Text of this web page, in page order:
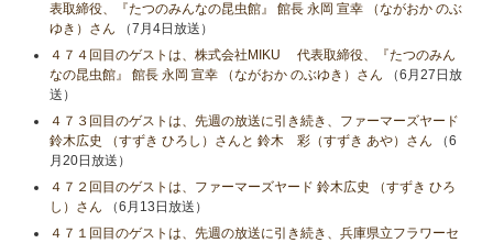
表取締役、『たつのみんなの昆虫館』 館長 永岡 宣幸 （ながおか のぶ
ゆき）さん （7月4日放送）
４７４回目のゲストは、株式会社MIKU 代表取締役、『たつのみん
なの昆虫館』 館長 永岡 宣幸 （ながおか のぶゆき）さん （6月27日放
送）
４７３回目のゲストは、先週の放送に引き続き、ファーマーズヤード
鈴木広史 （すずき ひろし）さんと 鈴木 彩（すずき あや）さん （6
月20日放送）
４７２回目のゲストは、ファーマーズヤード 鈴木広史 （すずき ひろ
し）さん （6月13日放送）
４７１回目のゲストは、先週の放送に引き続き、兵庫県立フラワーセ